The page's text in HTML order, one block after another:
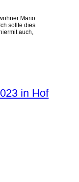
Mario
sollte dies
auch,
in Hof